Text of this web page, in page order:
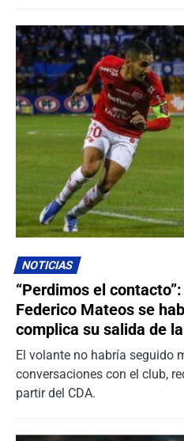
NOTICIAS
“Perdimos el
Federico Mateos se
complica su salida de
El volante no habría seguido
conversaciones con el club,
partir del CDA.